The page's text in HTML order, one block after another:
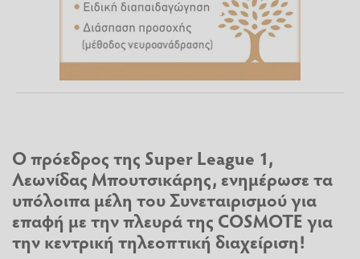
Ο πρόεδρος της Super League 1,
Λεωνίδας Μπουτσικάρης, ενημέρωσε τα
υπόλοιπα μέλη του Συνεταιρισμού για
επαφή με την πλευρά της COSMOTE για
την κεντρική τηλεοπτική διαχείριση!